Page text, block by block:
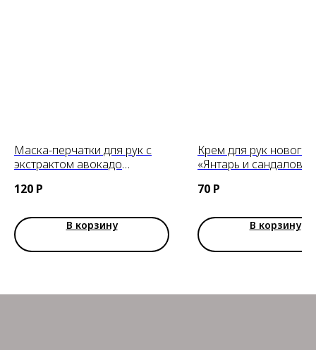
Маска-перчатки для рук с
экстрактом авокадо
120 Р
В корзину
Крем для рук
«Янтарь и сандаловое
70 Р
В корзину